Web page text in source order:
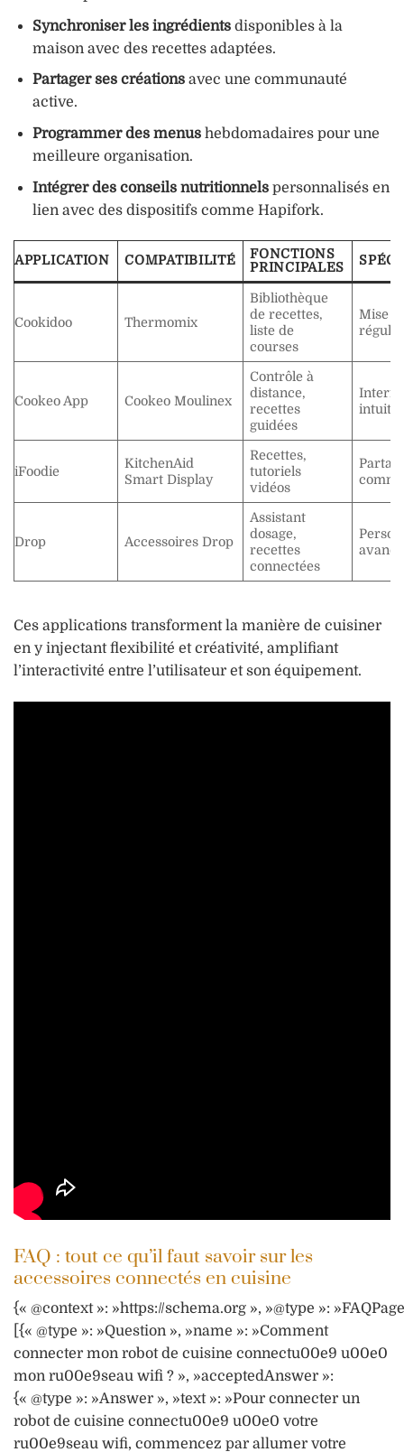
Synchroniser les ingrédientsdisponibles à la
maison avec des recettes adaptées.
Partager ses créationsavec une communauté
active.
Programmer des menushebdomadaires pour une
meilleure organisation.
Intégrer des conseils nutritionnelspersonnalisés en
lien avec des dispositifs comme Hapifork.
APPLICATION COMPATIBILITÉ
FONCTIONS
PRINCIPALES
Cookidoo Thermomix
Bibliothèque
de recettes,
liste de
courses
Mise à
Cookeo App Cookeo Moulinex
Contrôle à
distance,
recettes
guidées
iFoodie
KitchenAid
Smart Display
Recettes,
tutoriels
vidéos
Drop Accessoires Drop
Assistant
dosage,
recettes
connectées
Ces applications transforment la manière de cuisiner
en y injectant flexibilité et créativité, amplifiant
l’interactivité entre l’utilisateur et son équipement.
FAQ : tout ce qu’il faut savoir sur les
accessoires connectés en cuisine
{« @context »: »https://schema.org », »@type »:
[{« @type »: »Question », »name »: »Comment
connecter mon robot de cuisine connectu00e9 u00e0
mon ru00e9seau wifi ? », »acceptedAnswer »:
{« @type »: »Answer », »text »: »Pour connecter un
robot de cuisine connectu00e9 u00e0 votre
ru00e9seau wifi, commencez par allumer votre